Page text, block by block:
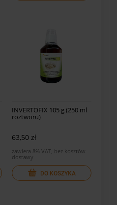
INVERTOFIX 105 g (250 ml
roztworu)
63,50 zł
zawiera 8% VAT, bez kosztów
dostawy
DO KOSZYKA